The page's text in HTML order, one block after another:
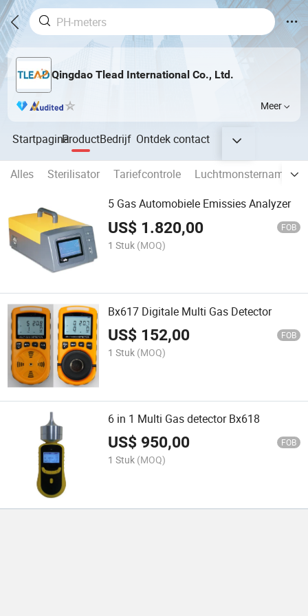
Qingdao Tlead International Co., Ltd.
Meer
StartpaginaProductBedrijf Ontdekcontact
Alles Sterilisator Tariefcontrole
5 Gas Automobiele Emissies Analyzer
US$ 1.820,00 FOB
1 Stuk (MOQ)
Bx617 Digitale Multi Gas Detector
US$ 152,00 FOB
1 Stuk (MOQ)
6 in 1 Multi Gas detector Bx618
US$ 950,00 FOB
1 Stuk (MOQ)